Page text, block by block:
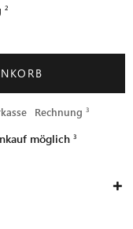
Rechnung
möglich